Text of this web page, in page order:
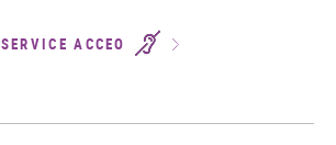
SERVICE ACCEO